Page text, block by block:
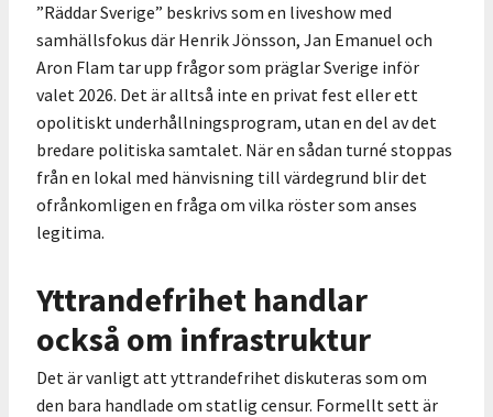
”Räddar Sverige” beskrivs som en liveshow med
samhällsfokus där Henrik Jönsson, Jan Emanuel och
Aron Flam tar upp frågor som präglar Sverige inför
valet 2026. Det är alltså inte en privat fest eller ett
opolitiskt underhållningsprogram, utan en del av det
bredare politiska samtalet. När en sådan turné stoppas
från en lokal med hänvisning till värdegrund blir det
ofrånkomligen en fråga om vilka röster som anses
legitima.
Yttrandefrihet handlar
också om infrastruktur
Det är vanligt att yttrandefrihet diskuteras som om
den bara handlade om statlig censur. Formellt sett är